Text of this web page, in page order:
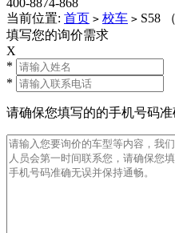
400-8874-868
当前位置: 首页 > 校车 > S58
填写您的询价需求
X
*
*
请确保您填写的的手机号码